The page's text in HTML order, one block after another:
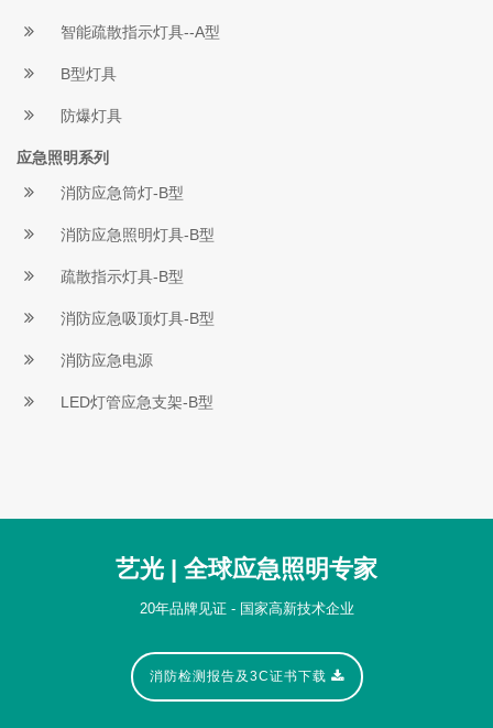
智能疏散指示灯具--A型
B型灯具
防爆灯具
应急照明系列
消防应急筒灯-B型
消防应急照明灯具-B型
疏散指示灯具-B型
消防应急吸顶灯具-B型
消防应急电源
LED灯管应急支架-B型
艺光 | 全球应急照明专家
20年品牌见证 - 国家高新技术企业
消防检测报告及3C证书下载